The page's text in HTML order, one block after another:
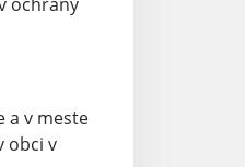
a v meste
obci v